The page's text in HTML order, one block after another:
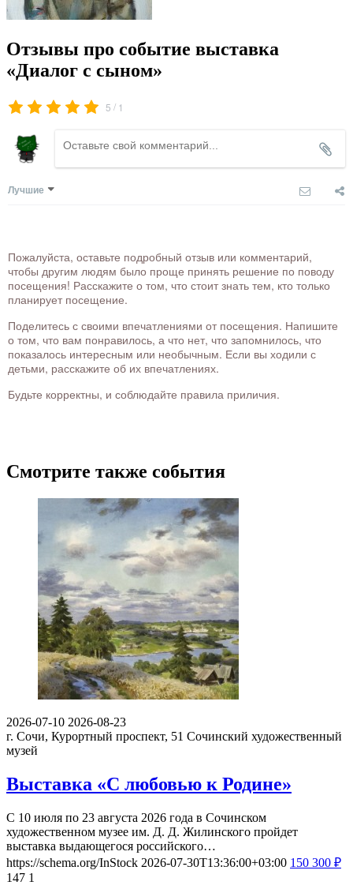
Отзывы про событие выставка
«Диалог с сыном»
5 / 1
Лучшие
Пожалуйста, оставьте подробный отзыв или комментарий,
чтобы другим людям было проще принять решение по поводу
посещения! Расскажите о том, что стоит знать тем, кто только
планирует посещение.
Поделитесь с своими впечатлениями от посещения. Напишите
о том, что вам понравилось, а что нет, что запомнилось, что
показалось интересным или необычным. Если вы ходили с
детьми, расскажите об их впечатлениях.
Будьте корректны, и соблюдайте правила приличия.
Смотрите также события
2026-07-10 2026-08-23
г. Сочи, Курортный проспект, 51 Сочинский художественный
музей
Выставка «С любовью к Родине»
С 10 июля по 23 августа 2026 года в Сочинском
художественном музее им. Д. Д. Жилинского пройдет
выставка выдающегося российского…
https://schema.org/InStock 2026-07-30T13:36:00+03:00 150 300 ₽
147 1